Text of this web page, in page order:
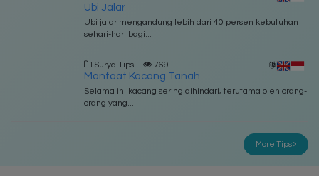
Ubi Jalar
Ubi jalar mengandung lebih dari 40 persen kebutuhan
sehari-hari bagi...
Surya Tips 769
Manfaat Kacang Tanah
Selama ini kacang sering dihindari, terutama oleh orang-
orang yang...
More Tips